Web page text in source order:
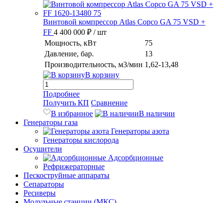
Винтовой компрессор Atlas Copco GA 75 VSD +
FF 4 400 000 ₽ / шт
Мощность, кВт
75
Давление, бар.
13
Производительность, м3/мин 1,62-13,48
В корзину
Подробнее
Получить КП Сравнение
В избранное
В наличии
Генераторы газа
Генераторы азота
Генераторы кислорода
Осушители
Адсорбционные
Рефрижераторные
Пескоструйные аппараты
Сепараторы
Ресиверы